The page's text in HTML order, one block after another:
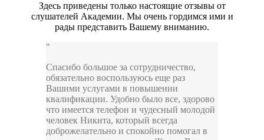
Здесь приведены только настоящие отзывы от
слушателей Академии. Мы очень гордимся ими и
рады представить Вашему вниманию.
Спасибо большое за сотрудничество,
обязательно воспользуюсь еще раз
Вашими услугами в повышении
квалификации. Удобно было все, здорово
что имеется телефон и чудесный молодой
человек Никита, который всегда
доброжелательно и спокойно помогал в